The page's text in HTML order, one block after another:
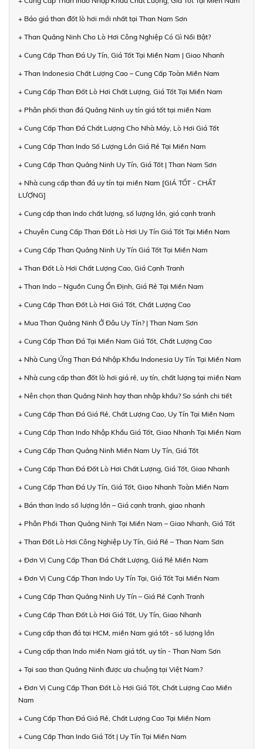
+ Báo giá than đốt lò hơi mới nhất tại Than Nam Sơn
+ Than Quảng Ninh Cho Lò Hơi Công Nghiệp Có Gì Nổi Bật?
+ Cung Cấp Than Đá Uy Tín, Giá Tốt Tại Miền Nam | Giao Nhanh
+ Than Indonesia Chất Lượng Cao – Cung Cấp Toàn Miền Nam
+ Cung Cấp Than Đốt Lò Hơi Chất Lượng, Giá Tốt Tại Miền Nam
+ Phân phối than đá Quảng Ninh uy tín giá tốt tại miền Nam
+ Cung Cấp Than Đá Chất Lượng Cho Nhà Máy, Lò Hơi Giá Tốt
+ Cung Cấp Than Indo Số Lượng Lớn Giá Rẻ Tại Miền Nam
+ Cung Cấp Than Quảng Ninh Uy Tín, Giá Tốt | Than Nam Sơn
+ Nhà cung cấp than đá uy tín tại miền Nam [GIÁ TỐT - CHẤT
LƯỢNG]
+ Cung cấp than Indo chất lượng, số lượng lớn, giá cạnh tranh
+ Chuyên Cung Cấp Than Đốt Lò Hơi Uy Tín Giá Tốt Tại Miền Nam
+ Cung Cấp Than Quảng Ninh Uy Tín Giá Tốt Tại Miền Nam
+ Than Đốt Lò Hơi Chất Lượng Cao, Giá Cạnh Tranh
+ Than Indo – Nguồn Cung Ổn Định, Giá Rẻ Tại Miền Nam
+ Cung Cấp Than Đốt Lò Hơi Giá Tốt, Chất Lượng Cao
+ Mua Than Quảng Ninh Ở Đâu Uy Tín? | Than Nam Sơn
+ Cung Cấp Than Đá Tại Miền Nam Giá Tốt, Chất Lượng Cao
+ Nhà Cung Ứng Than Đá Nhập Khẩu Indonesia Uy Tín Tại Miền Nam
+ Nhà cung cấp than đốt lò hơi giá rẻ, uy tín, chất lượng tại miền Nam
+ Nên chọn than Quảng Ninh hay than nhập khẩu? So sánh chi tiết
+ Cung Cấp Than Đá Giá Rẻ, Chất Lượng Cao, Uy Tín Tại Miền Nam
+ Cung Cấp Than Indo Nhập Khẩu Giá Tốt, Giao Nhanh Tại Miền Nam
+ Cung Cấp Than Quảng Ninh Miền Nam Uy Tín, Giá Tốt
+ Cung Cấp Than Đá Đốt Lò Hơi Chất Lượng, Giá Tốt, Giao Nhanh
+ Cung Cấp Than Đá Uy Tín, Giá Tốt, Giao Nhanh Toàn Miền Nam
+ Bán than Indo số lượng lớn – Giá cạnh tranh, giao nhanh
+ Phân Phối Than Quảng Ninh Tại Miền Nam – Giao Nhanh, Giá Tốt
+ Than Đốt Lò Hơi Công Nghiệp Uy Tín, Giá Rẻ – Than Nam Sơn
+ Đơn Vị Cung Cấp Than Đá Chất Lượng, Giá Rẻ Miền Nam
+ Đơn Vị Cung Cấp Than Indo Uy Tín Tại, Giá Tốt Tại Miền Nam
+ Cung Cấp Than Quảng Ninh Uy Tín – Giá Rẻ Cạnh Tranh
+ Cung Cấp Than Đốt Lò Hơi Giá Tốt, Uy Tín, Giao Nhanh
+ Cung cấp than đá tại HCM, miền Nam giá tốt - số lượng lớn
+ Cung cấp than Indo miền Nam giá tốt, uy tín - Than Nam Sơn
+ Tại sao than Quảng Ninh được ưa chuộng tại Việt Nam?
+ Đơn Vị Cung Cấp Than Đốt Lò Hơi Giá Tốt, Chất Lượng Cao Miền
Nam
+ Cung Cấp Than Đá Giá Rẻ, Chất Lượng Cao Tại Miền Nam
+ Cung Cấp Than Indo Giá Tốt | Uy Tín Tại Miền Nam